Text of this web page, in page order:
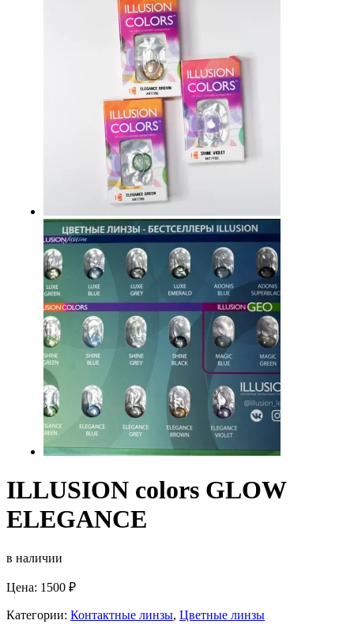
ILLUSION colors GLOW
ELEGANCE
в наличии
Цена: 1500 ₽
Категории: Контактные линзы, Цветные линзы